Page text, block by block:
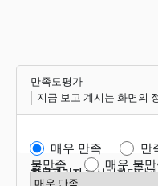
만족도평가
지금 보고 계시는 화면의
매우 만족 만
불만족
매우 불만
만족도 점수 선택
항목관리자혁신기획담당